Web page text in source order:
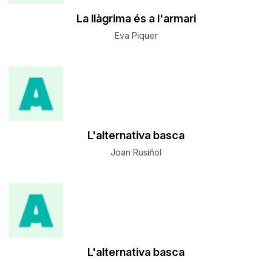
La llàgrima és a l'armari
Eva Piquer
L'alternativa basca
Joan Rusiñol
L'alternativa basca